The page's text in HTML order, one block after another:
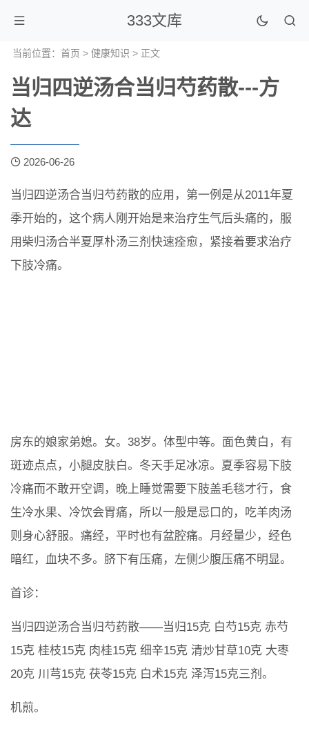
333文库
当前位置： 首页 > 健康知识 > 正文
当归四逆汤合当归芍药散---方
达
2026-06-26
当归四逆汤合当归芍药散的应用，第一例是从2011年夏
季开始的，这个病人刚开始是来治疗生气后头痛的，服
用柴归汤合半夏厚朴汤三剂快速痊愈，紧接着要求治疗
下肢冷痛。
房东的娘家弟媳。女。38岁。体型中等。面色黄白，有
斑迹点点，小腿皮肤白。冬天手足冰凉。夏季容易下肢
冷痛而不敢开空调，晚上睡觉需要下肢盖毛毯才行，食
生冷水果、冷饮会胃痛，所以一般是忌口的，吃羊肉汤
则身心舒服。痛经，平时也有盆腔痛。月经量少，经色
暗红，血块不多。脐下有压痛，左侧少腹压痛不明显。
首诊：
当归四逆汤合当归芍药散——当归15克 白芍15克 赤芍
15克 桂枝15克 肉桂15克 细辛15克 清炒甘草10克 大枣
20克 川芎15克 茯苓15克 白术15克 泽泻15克三剂。
机煎。